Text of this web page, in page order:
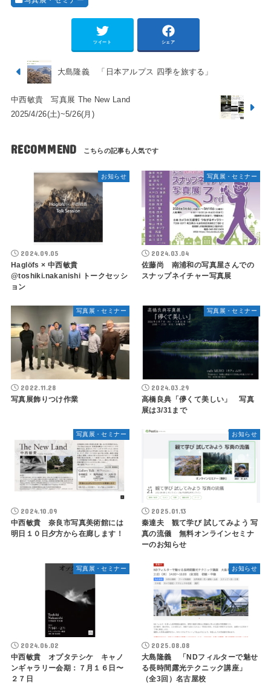
ツイート シェア
大島隆義 「日本アルプス 四季を旅する」
中西敏貴 写真展 The New Land
2025/4/26(土)~5/26(月)
RECOMMEND
お知らせ
2024.09.05
Haglöfs × 中西敏貴
@toshiki.nakanishi トークセッシ
ョン
写真展・セミナー
2024.03.04
佐藤尚 南浦和の写真屋さんでの
スナップネイチャー写真展
写真展・セミナー
2022.11.28
写真展飾りつけ作業
写真展・セミナー
2024.03.29
高橋良典「儚くて美しい」 写真
展は3/31まで
写真展・セミナー
2024.10.09
中西敏貴 奈良市写真美術館には
明日１０日夕方から在廊します！
お知らせ
2025.01.13
秦達夫 観て学び 試してみよう 写
真の流儀 無料オンラインセミナ
ーのお知らせ
写真展・セミナー
2024.06.02
中西敏貴 オプタテシケ キャノ
ンギャラリー会期：７月１６日〜
２７日
お知らせ
2025.08.08
大島隆義 「NDフィルターで魅せ
る長時間露光テクニック講座」
（全3回）名古屋校